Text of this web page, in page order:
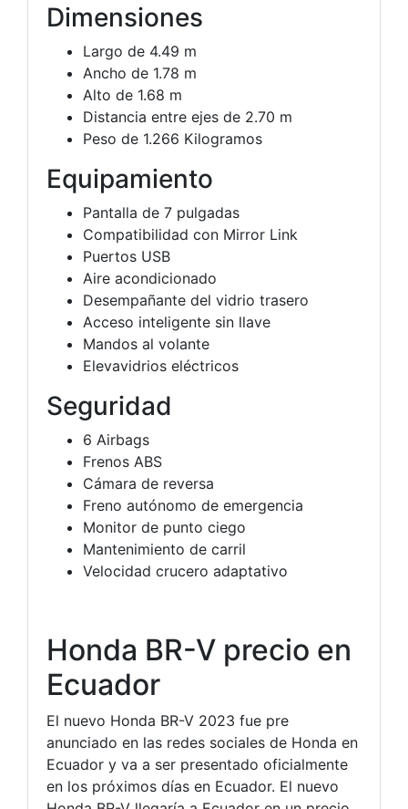
Dimensiones
Largo de 4.49 m
Ancho de 1.78 m
Alto de 1.68 m
Distancia entre ejes de 2.70 m
Peso de 1.266 Kilogramos
Equipamiento
Pantalla de 7 pulgadas
Compatibilidad con Mirror Link
Puertos USB
Aire acondicionado
Desempañante del vidrio trasero
Acceso inteligente sin llave
Mandos al volante
Elevavidrios eléctricos
Seguridad
6 Airbags
Frenos ABS
Cámara de reversa
Freno autónomo de emergencia
Monitor de punto ciego
Mantenimiento de carril
Velocidad crucero adaptativo
Honda BR-V precio en
Ecuador
El nuevo Honda BR-V 2023 fue pre
anunciado en las redes sociales de Honda en
Ecuador y va a ser presentado oficialmente
en los próximos días en Ecuador. El nuevo